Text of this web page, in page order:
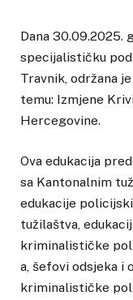
Dana 30.09.2025.
specijalističku
Travnik, održana
temu: Izmjene
Hercegovine.
Ova edukacija
sa Kantonalnim
edukacije
tužilaštva,
kriminalističke
a, šefovi odsjeka i
kriminalističke